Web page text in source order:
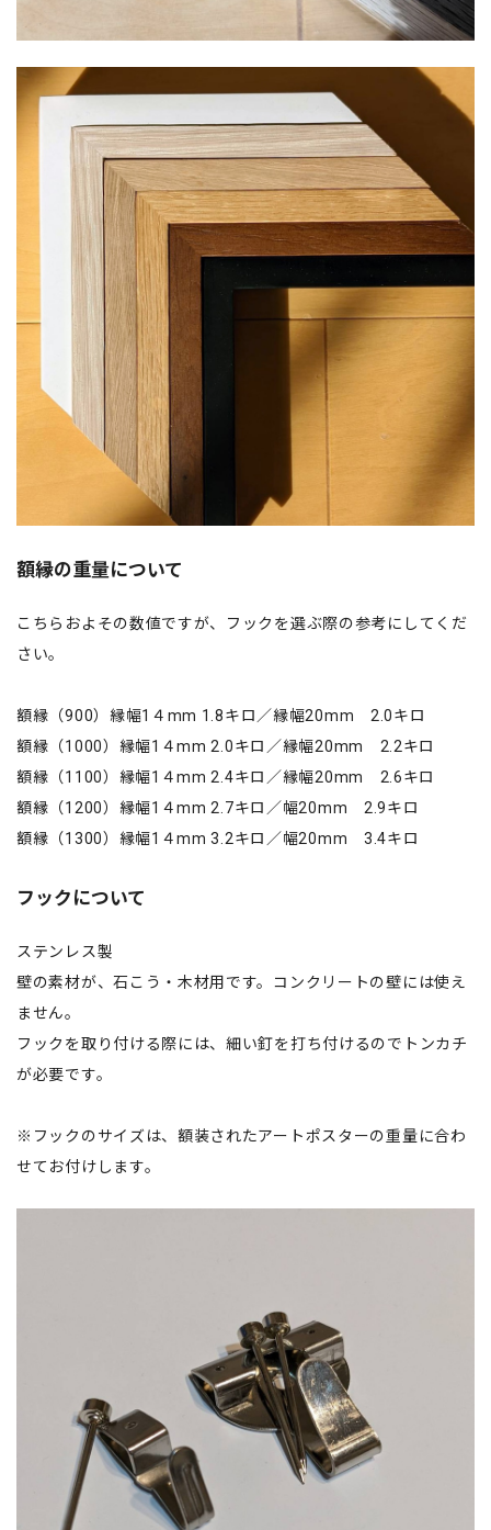
額縁の重量について
こちらおよその数値ですが、フックを選ぶ際の参考にしてくだ
さい。
額縁（900）縁幅1４mm 1.8キロ／縁幅20mm 2.0キロ
額縁（1000）縁幅1４mm 2.0キロ／縁幅20mm 2.2キロ
額縁（1100）縁幅1４mm 2.4キロ／縁幅20mm 2.6キロ
額縁（1200）縁幅1４mm 2.7キロ／幅20mm 2.9キロ
額縁（1300）縁幅1４mm 3.2キロ／幅20mm 3.4キロ
フックについて
ステンレス製
壁の素材が、石こう・木材用です。コンクリートの壁には使え
ません。
フックを取り付ける際には、細い釘を打ち付けるのでトンカチ
が必要です。
※フックのサイズは、額装されたアートポスターの重量に合わ
せてお付けします。